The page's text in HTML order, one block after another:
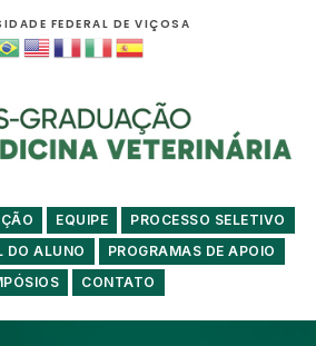
FEDERAL DE VIÇOSA
EQUIPE
PROCESSO SELETIVO
DO ALUNO
PROGRAMAS DE APOIO
CONTATO